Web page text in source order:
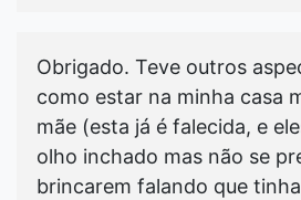
Obrigado. Teve outros
como estar na minha casa
mãe (esta já é falecida, e
olho inchado mas não se
brincarem falando que